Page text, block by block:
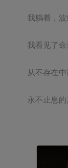
我躺着，波
我看见了命
从不存在中
永不止息的